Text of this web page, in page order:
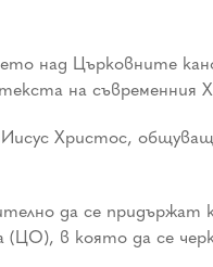
над Църковните
на съвременния
Христос, общуващи
да се придържат
(ЦО), в която да се